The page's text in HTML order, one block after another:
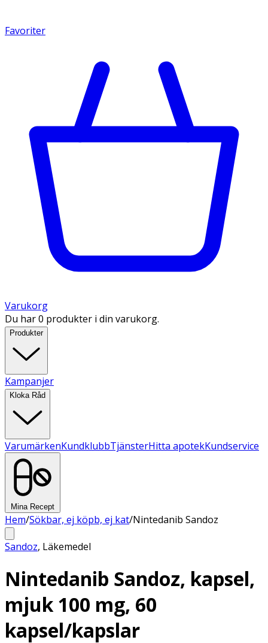
Favoriter
Varukorg
Du har 0 produkter i din varukorg.
Produkter
Kampanjer
Kloka Råd
VarumärkenKundklubbTjänsterHitta apotekKundservice
Mina Recept
Hem/Sökbar, ej köpb, ej kat/Nintedanib Sandoz
Sandoz, Läkemedel
Nintedanib Sandoz, kapsel,
mjuk 100 mg, 60
kapsel/kapslar